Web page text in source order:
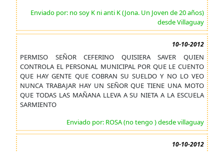
Enviado por: no soy K ni anti K (Jona. Un Joven de 20 años)
desde Villaguay
10-10-2012
PERMISO SEÑOR CEFERINO QUISIERA SAVER QUIEN
CONTROLA EL PERSONAL MUNICIPAL POR QUE LE CUENTO
QUE HAY GENTE QUE COBRAN SU SUELDO Y NO LO VEO
NUNCA TRABAJAR HAY UN SEÑOR QUE TIENE UNA MOTO
QUE TODAS LAS MAÑANA LLEVA A SU NIETA A LA ESCUELA
SARMIENTO
Enviado por: ROSA (no tengo ) desde villaguay
10-10-2012